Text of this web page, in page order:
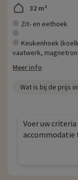
32 m²
Zit- en eethoek
Keukenhoek
vaatwerk,
Meer info
Wat is bij de prijs
Voer uw
accommodatie